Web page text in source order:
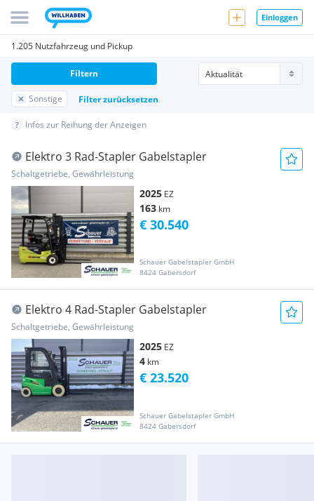
Einloggen
1.205 Nutzfahrzeug und Pickup
Sonstige Filter zurücksetzen
Filtern
Infos zur Reihung der Anzeigen
Elektro 3 Rad-Stapler Gabelstapler
Schaltgetriebe, Gewährleistung
2025 EZ
163 km
Schauer Gabelstapler GmbH
8424 Gabersdorf
€ 30.540
Elektro 4 Rad-Stapler Gabelstapler
Schaltgetriebe, Gewährleistung
2025 EZ
4 km
Schauer Gabelstapler GmbH
8424 Gabersdorf
€ 23.520